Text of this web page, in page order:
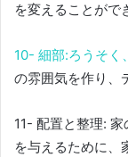
を変えることがで
10- 細部:ろうそく
の雰囲気を作り、
11- 配置と整理:
を与えるために、